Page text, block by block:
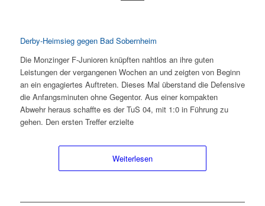
Derby-Heimsieg gegen Bad Sobernheim
Die Monzinger F-Junioren knüpften nahtlos an ihre guten
Leistungen der vergangenen Wochen an und zeigten von Beginn
an ein engagiertes Auftreten. Dieses Mal überstand die Defensive
die Anfangsminuten ohne Gegentor. Aus einer kompakten
Abwehr heraus schaffte es der TuS 04, mit 1:0 in Führung zu
gehen. Den ersten Treffer erzielte
Weiterlesen